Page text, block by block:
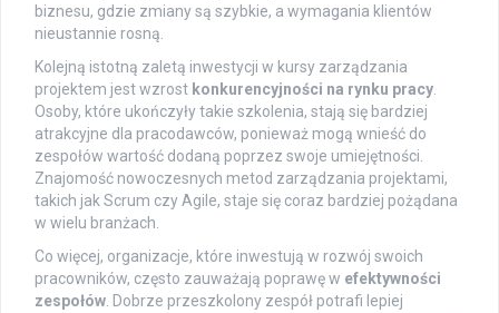
biznesu, gdzie zmiany są szybkie, a wymagania klientów
nieustannie rosną.
Kolejną istotną zaletą inwestycji w kursy zarządzania
projektem jest wzrost konkurencyjności na rynku pracy
Osoby, które ukończyły takie szkolenia, stają się bardziej
atrakcyjne dla pracodawców, ponieważ mogą wnieść do
zespołów wartość dodaną poprzez swoje umiejętności.
Znajomość nowoczesnych metod zarządzania projektami,
takich jak Scrum czy Agile, staje się coraz bardziej pożądana
w wielu branżach.
Co więcej, organizacje, które inwestują w rozwój swoich
pracowników, często zauważają poprawę w efektywności
zespołów . Dobrze przeszkolony zespół potrafi lepiej